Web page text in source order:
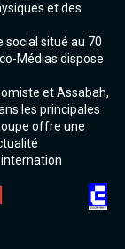
et des
social situé au 70
Médias dispose
et Assabah,
les principales
offre une